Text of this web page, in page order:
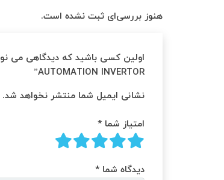
هنوز بررسی‌ای ثبت نشده است.
AUTOMATION INVERTOR”
نشانی ایمیل شما منتشر نخواهد شد.
امتیاز شما *
دیدگاه شما *